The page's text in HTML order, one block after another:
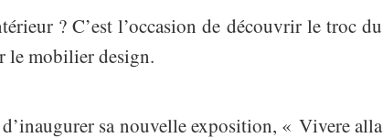
? C’est l’occasion de découvrir le troc du
le mobilier design.
d’inaugurer sa nouvelle exposition, « Vivere alla